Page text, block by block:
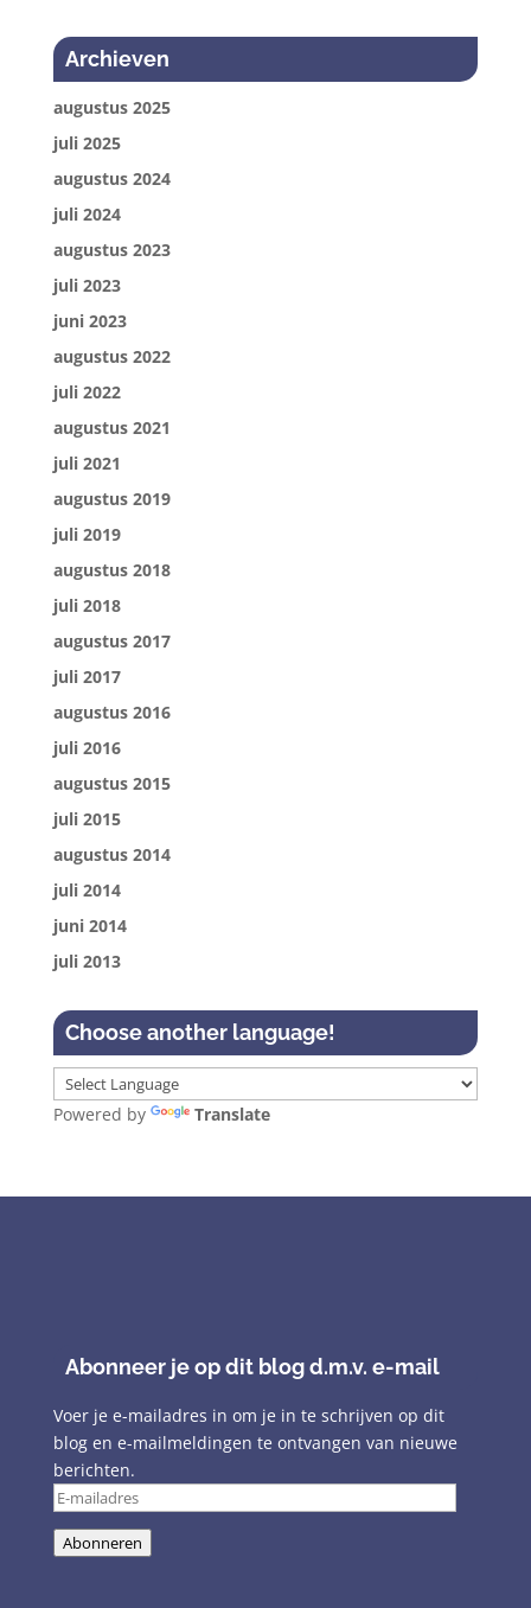
Archieven
augustus 2025
juli 2025
augustus 2024
juli 2024
augustus 2023
juli 2023
juni 2023
augustus 2022
juli 2022
augustus 2021
juli 2021
augustus 2019
juli 2019
augustus 2018
juli 2018
augustus 2017
juli 2017
augustus 2016
juli 2016
augustus 2015
juli 2015
augustus 2014
juli 2014
juni 2014
juli 2013
Choose another language!
Powered by Translate
Abonneer je op dit blog d.m.v. e-mail
Voer je e-mailadres in om je in te schrijven op dit
blog en e-mailmeldingen te ontvangen van nieuwe
berichten.
E-
mailadres
Abonneren